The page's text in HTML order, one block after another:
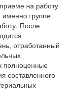
на работу
именно группе
После
отработанный
полноценные
составленного